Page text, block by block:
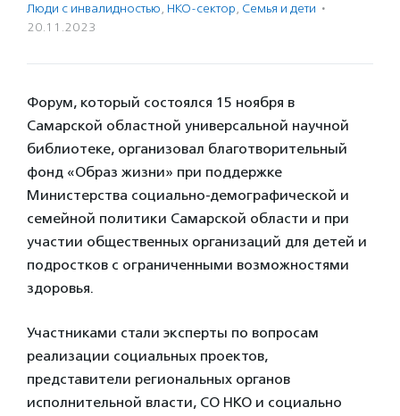
Люди с инвалидностью, НКО-сектор, Семья и дети ·
20.11.2023
Форум, который состоялся 15 ноября в
Самарской областной универсальной научной
библиотеке, организовал благотворительный
фонд «Образ жизни» при поддержке
Министерства социально-демографической и
семейной политики Самарской области и при
участии общественных организаций для детей и
подростков с ограниченными возможностями
здоровья.
Участниками стали эксперты по вопросам
реализации социальных проектов,
представители региональных органов
исполнительной власти, СО НКО и социально